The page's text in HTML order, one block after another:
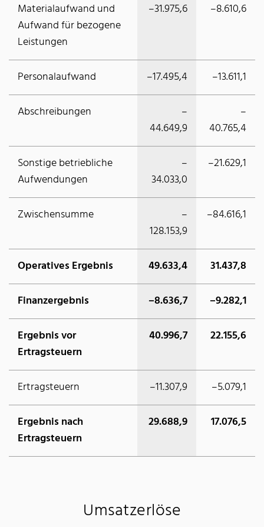
Materialaufwand und
Aufwand für bezogene
Leistungen
–31.975,6 –8.610,6
Personalaufwand –17.495,4 –13.611,1
Abschreibungen
–
44.649,9
–
40.765,4
Sonstige betriebliche
Aufwendungen
–
34.033,0
–21.629,1
Zwischensumme
–
128.153,9
–84.616,1
Operatives Ergebnis 49.633,4 31.437,8
Finanzergebnis –8.636,7 –9.282,1
Ergebnis vor
Ertragsteuern
40.996,7 22.155,6
Ertragsteuern –11.307,9 –5.079,1
Ergebnis nach
Ertragsteuern
29.688,9 17.076,5
Umsatzerlöse